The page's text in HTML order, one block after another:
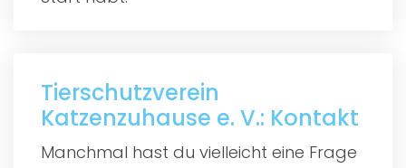
Tierschutzverein
Katzenzuhause e. V.: Kontakt
Manchmal hast du vielleicht eine Frage